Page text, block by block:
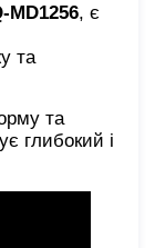
MD1256, є
та
та
глибокий і